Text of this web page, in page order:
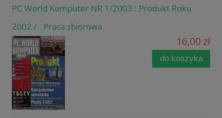
PC World Komputer NR 1/2003 : Produkt Roku
2002 / Praca zbiorowa
16,00 zł
do koszyka